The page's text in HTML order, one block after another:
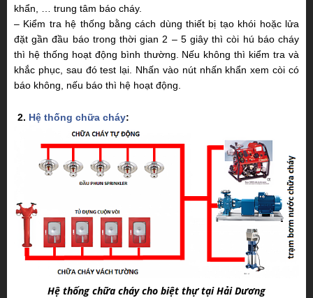
khẩn, … trung tâm báo cháy.
– Kiểm tra hệ thống bằng cách dùng thiết bị tạo khói hoặc lửa
đặt gần đầu báo trong thời gian 2 – 5 giây thì còi hú báo cháy
thì hệ thống hoạt động bình thường. Nếu không thì kiểm tra và
khắc phục, sau đó test lại. Nhấn vào nút nhấn khẩn xem còi có
báo không, nếu báo thì hệ hoạt động.
2. Hệ thống chữa cháy:
Hệ thống chữa cháy cho biệt thự tại Hải Dương